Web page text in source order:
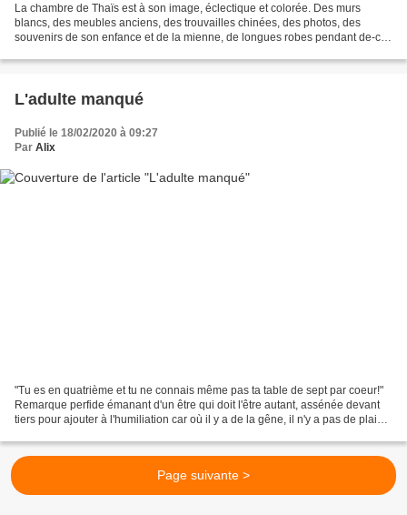
La chambre de Thaïs est à son image, éclectique et colorée. Des murs
blancs, des meubles anciens, des trouvailles chinées, des photos, des
souvenirs de son enfance et de la mienne, de longues robes pendant de-ci
L'adulte manqué
Publié le 18/02/2020 à 09:27
Par Alix
"Tu es en quatrième et tu ne connais même pas ta table de sept par coeur!"
Remarque perfide émanant d'un être qui doit l'être autant, assénée devant
tiers pour ajouter à l'humiliation car où il y a de la gêne, il n'y a pas de plaisir,
Page suivante >